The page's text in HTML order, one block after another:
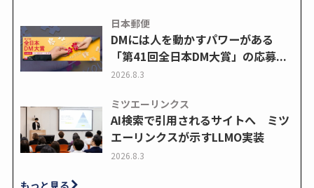
日本郵便
DMには人を動かすパワーがある
「第41回全日本DM大賞」の応募...
2026.8.3
ミツエーリンクス
AI検索で引用されるサイトへ ミツ
エーリンクスが示すLLMO実装
2026.8.3
もっと見る